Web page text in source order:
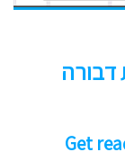
דבורה
Get